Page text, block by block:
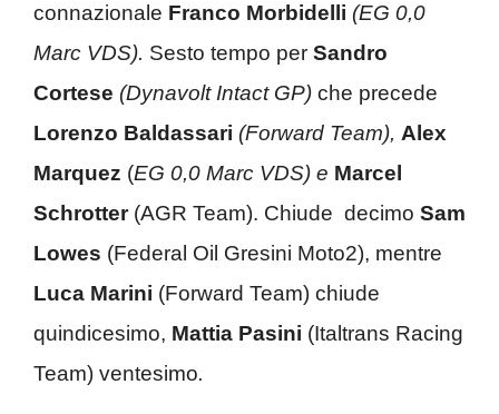
connazionale Franco Morbidelli (EG 0,0
Marc VDS). Sesto tempo per Sandro
Cortese (Dynavolt Intact GP) che precede
Lorenzo Baldassari (Forward Team), Alex
Marquez (EG 0,0 Marc VDS) e Marcel
Schrotter(AGR Team). Chiude decimo Sam
Lowes (Federal Oil Gresini Moto2), mentre
Luca Marini (Forward Team) chiude
quindicesimo, Mattia Pasini (Italtrans Racing
Team) ventesimo.